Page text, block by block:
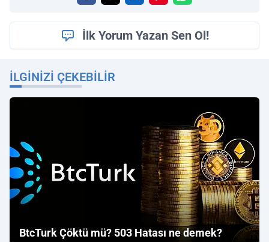
İlk Yorum Yazan Sen Ol!
İLGINIZI ÇEKEBILIR
BtcTurk Çöktü mü? 503 Hatası ne demek?